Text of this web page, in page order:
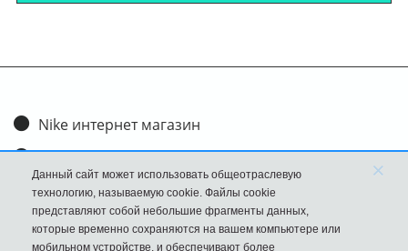
Nike интернет магазин
Доставка и оплата
Обмен и возврат
Размеры
Данный сайт может использовать общеотраслевую
технологию, называемую cookie. Файлы cookie
представляют собой небольшие фрагменты данных,
которые временно сохраняются на вашем компьютере или
мобильном устройстве, и обеспечивают более
×